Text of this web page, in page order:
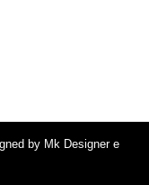
by Mk Designer e